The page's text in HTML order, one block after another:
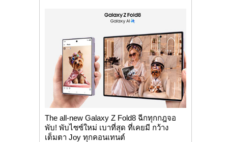
The all-new Galaxy Z Fold8 ฉีกทุกกฎจอ
พับ! พับไซซ์ใหม่ เบาที่สุด ที่เคยมี กว้าง
เต็มตา Joy ทุกคอนเทนต์